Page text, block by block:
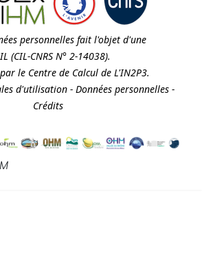
personnelles fait l'objet d'une
(CIL-CNRS N° 2-14038).
le Centre de Calcul de L'IN2P3.
d'utilisation- Données personnelles-
Crédits